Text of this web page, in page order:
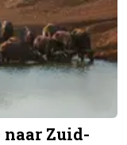
naar Zuid-